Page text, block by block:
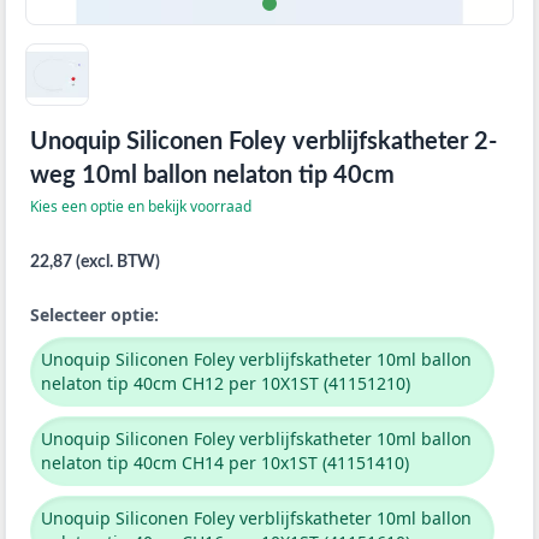
Unoquip Siliconen Foley verblijfskatheter 2-
weg 10ml ballon nelaton tip 40cm
Kies een optie en bekijk voorraad
22,87 (excl. BTW)
Selecteer optie:
Unoquip Siliconen Foley verblijfskatheter 10ml ballon
nelaton tip 40cm CH12 per 10X1ST (41151210)
Unoquip Siliconen Foley verblijfskatheter 10ml ballon
nelaton tip 40cm CH14 per 10x1ST (41151410)
Unoquip Siliconen Foley verblijfskatheter 10ml ballon